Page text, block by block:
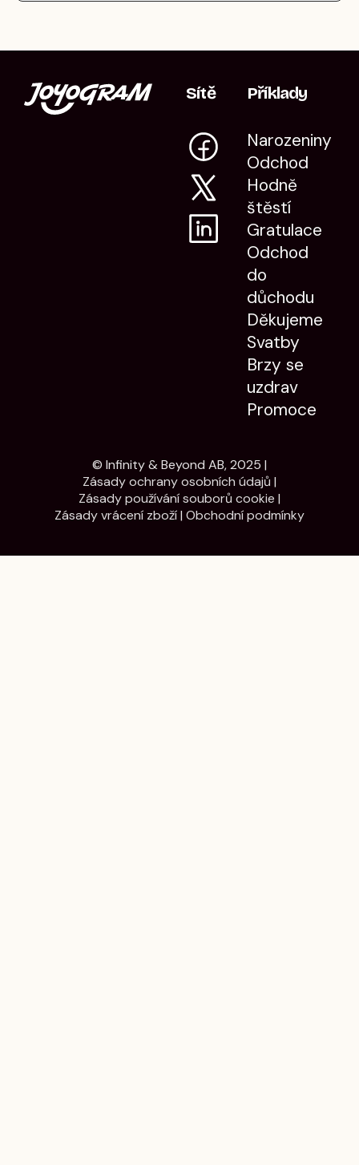
Sítě Příklady
Narozeniny
Odchod
Hodně
štěstí
Gratulace
Odchod
do
důchodu
Děkujeme
Svatby
Brzy se
uzdrav
Promoce
© Infinity & Beyond AB, 2025 |
Zásady ochrany osobních údajů |
Zásady používání souborů cookie |
Zásady vrácení zboží| Obchodní podmínky